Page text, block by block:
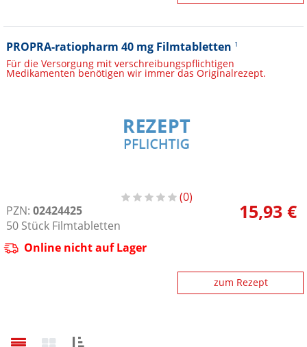
PROPRA-ratiopharm 40 mg Filmtabletten 1
Für die Versorgung mit verschreibungspflichtigen
Medikamenten benötigen wir immer das Originalrezept.
0
PZN: 02424425
50 Stück Filmtabletten
15,93 €
Online nicht auf Lager
zum Rezept